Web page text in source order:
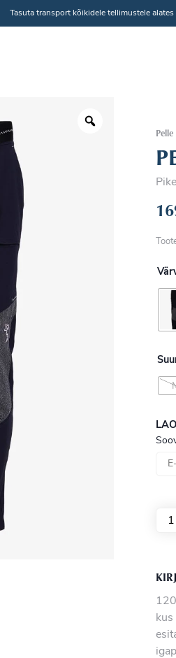
Tasuta transport kõikidele tellimustele alates